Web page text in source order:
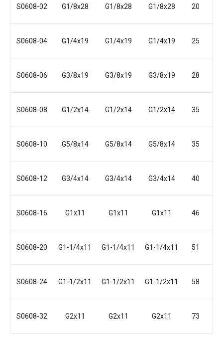
S0608-02 G1/8x28 G1/8x28 G1/8x28 20
S0608-04 G1/4x19 G1/4x19 G1/4x19 25
S0608-06 G3/8x19 G3/8x19 G3/8x19 28
S0608-08 G1/2x14 G1/2x14 G1/2x14 35
S0608-10 G5/8x14 G5/8x14 G5/8x14 35
S0608-12 G3/4x14 G3/4x14 G3/4x14 40
S0608-16 G1x11 G1x11 G1x11 46
S0608-20 G1-1/4x11 G1-1/4x11 G1-1/4x11 51
S0608-24 G1-1/2x11 G1-1/2x11 G1-1/2x11 58
S0608-32 G2x11 G2x11 G2x11 73